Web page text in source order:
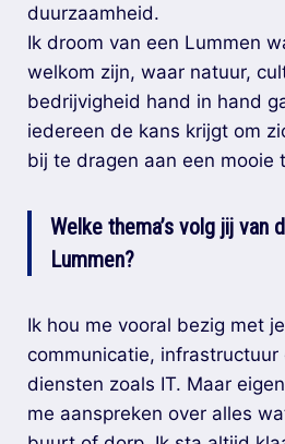
duurzaamheid.
Ik droom van een Lummen
welkom zijn, waar natuur,
bedrijvigheid hand in hand
iedereen de kans krijgt om
bij te dragen aan een mooie
Welke thema’s volg jij van
Lummen?
Ik hou me vooral bezig met
communicatie,
diensten zoals IT. Maar
me aanspreken over alles